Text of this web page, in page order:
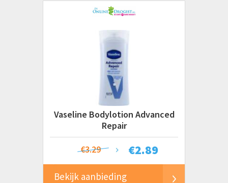
Vaseline Bodylotion Advanced
Repair
€2.89
€3.29
Bekijk aanbieding